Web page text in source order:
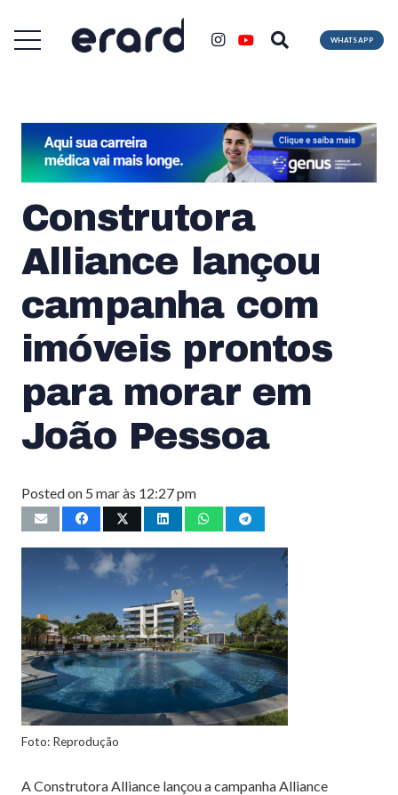
WHATSAPP
Construtora
Alliance lançou
campanha com
imóveis prontos
para morar em
João Pessoa
Posted on 5 mar às 12:27 pm
Foto: Reprodução
A Construtora Alliance lançou a campanha Alliance